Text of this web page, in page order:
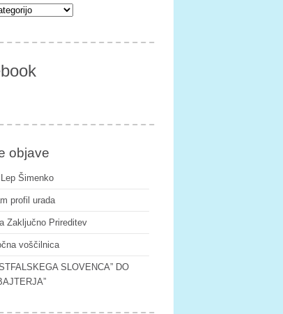
objave
Šimenko
profil urada
Zaključno Prireditev
voščilnica
SLOVENCA” DO